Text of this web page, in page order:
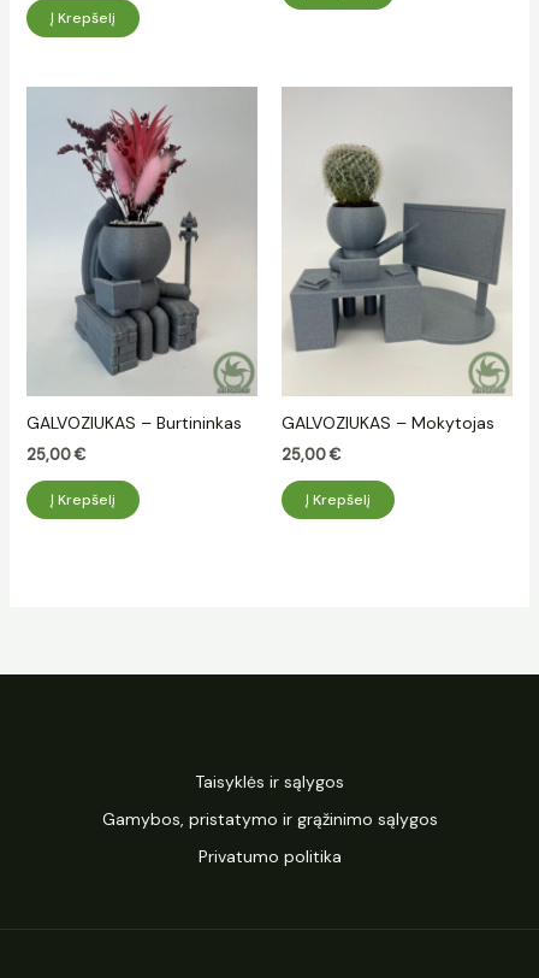
Į Krepšelį
GALVOZIUKAS – Burtininkas
25,00€
Į Krepšelį
GALVOZIUKAS – Mokytojas
25,00€
Į Krepšelį
Taisyklės ir sąlygos
Gamybos, pristatymo ir grąžinimo sąlygos
Privatumo politika